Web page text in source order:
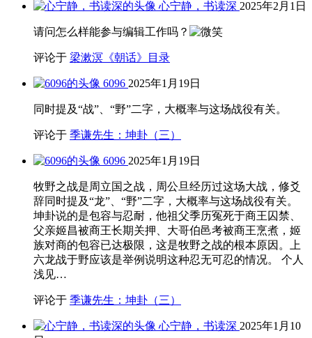
心宁静，书读深 2025年2月1日
请问怎么样能参与编辑工作吗？
评论于 梁漱溟《朝话》目录
6096 2025年1月19日
同时提及“战”、“野”二字，大概率与这场战役有关。
评论于 季谦先生：坤卦（三）
6096 2025年1月19日
牧野之战是周立国之战，周公旦经历过这场大战，修爻
辞同时提及“龙”、“野”二字，大概率与这场战役有关。
坤卦说的是包容与忍耐，他祖父季历冤死于商王囚禁、
父亲姬昌被商王长期关押、大哥伯邑考被商王烹煮，姬
族对商的包容已达极限，这是牧野之战的根本原因。上
六龙战于野应该是举例说明这种忍无可忍的情况。 个人
浅见…
评论于 季谦先生：坤卦（三）
心宁静，书读深 2025年1月10